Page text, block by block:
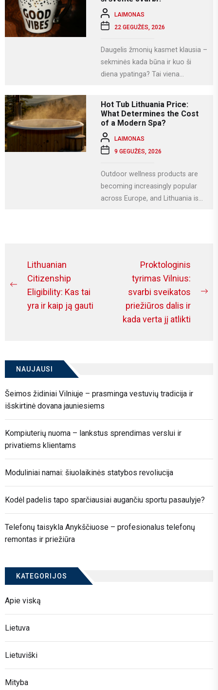
LAIMONAS
22 GEGUŽĖS, 2026
Daugelis žmonių kasmet klausia –
sekminės kada būna ir kuo ši
diena ypatinga? Tai viena
Hot Tub Lithuania Price:
What Determines the Cost
of a Modern Spa?
LAIMONAS
9 GEGUŽĖS, 2026
Outdoor wellness products are
becoming increasingly popular
across Europe, and Lithuania is
Navigacija
tarp
įrašų
Previous
post:
Lithuanian
Citizenship
Eligibility: Kas tai
yra ir kaip ją gauti
Proktologinis
tyrimas Vilnius:
svarbi sveikatos
priežiūros dalis ir
kada verta jį atlikti
NAUJAUSI
Šeimos židiniai Vilniuje – prasminga vestuvių tradicija ir
išskirtinė dovana jauniesiems
Kompiuterių nuoma – lankstus sprendimas verslui ir
privatiems klientams
Moduliniai namai: šiuolaikinės statybos revoliucija
Kodėl padelis tapo sparčiausiai augančiu sportu pasaulyje?
Telefonų taisykla Anykščiuose – profesionalus telefonų
remontas ir priežiūra
KATEGORIJOS
Apie viską
Lietuva
Lietuviški
Mityba